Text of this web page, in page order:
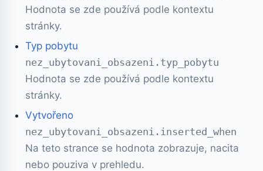
Hodnota se zde používá podle kontextu
stránky.
Typ pobytu
nez_ubytovani_obsazeni.typ_pobytu
Hodnota se zde používá podle kontextu
stránky.
Vytvořeno
nez_ubytovani_obsazeni.inserted_when
Na teto strance se hodnota zobrazuje, nacita
nebo pouziva v prehledu.